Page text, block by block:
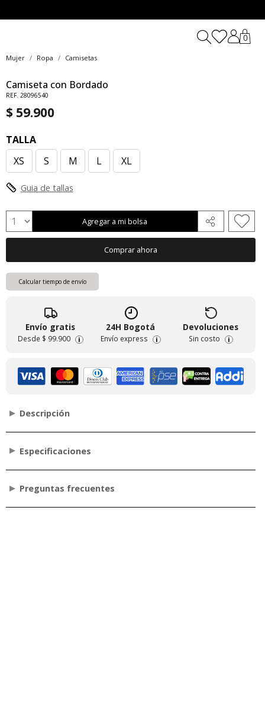
0
Mujer Ropa Camisetas
Camiseta con Bordado
REF. 28096540
$ 59.900
TALLA
XS
S M L XL
Guia de tallas
Agregar a mi bolsa
Comprar ahora
Calcular tiempo de envío
Envío gratis
Desde $ 99.900 i
24H Bogotá
Envío express i
Devoluciones
Sin costo i
Descripción
Especificaciones
Preguntas frecuentes